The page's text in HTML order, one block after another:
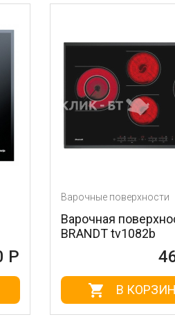
поверхности
поверхность
tv1082b
В КОРЗИНУ